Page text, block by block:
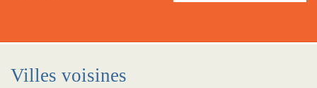
Villes voisines